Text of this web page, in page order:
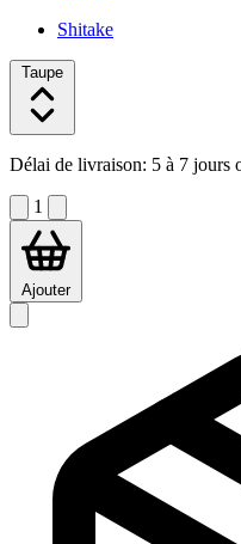
Shitake
Taupe
Délai de livraison: 5 à 7 jours
1
Ajouter